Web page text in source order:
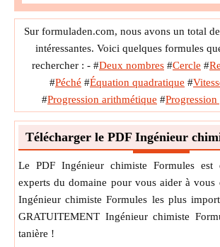
Sur formuladen.com, nous avons un total
intéressantes. Voici quelques formules
rechercher : - #Deux nombres #Cercle #
#Péché #Équation quadratique #
#Progression arithmétique #
Télécharger le PDF Ingénieur
Le PDF Ingénieur chimiste Formules est
experts du domaine pour vous aider à vous
Ingénieur chimiste Formules les plus
GRATUITEMENT Ingénieur chimiste
tanière !